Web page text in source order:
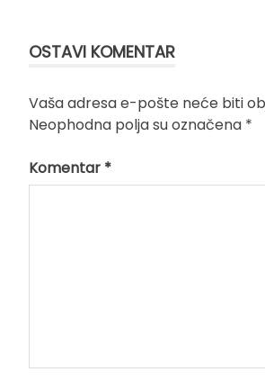
OSTAVI KOMENTAR
Vaša adresa e-pošte neće biti
Neophodna polja su označena *
Komentar *